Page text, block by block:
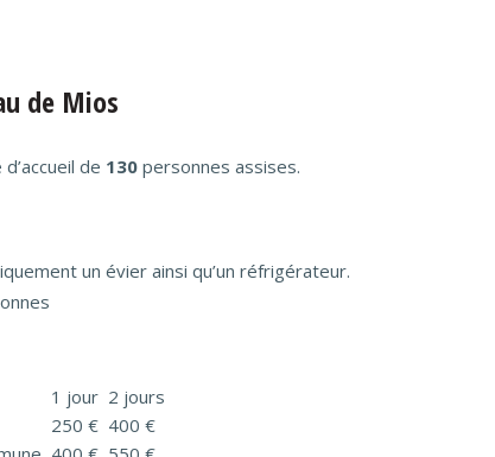
de Mios
de 130 personnes assises.
un évier ainsi qu’un réfrigérateur.
1 jour 2 jours
250 € 400 €